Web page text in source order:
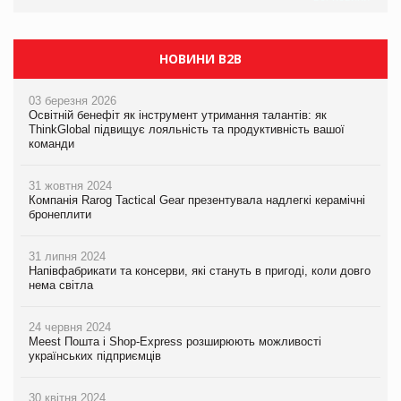
НОВИНИ B2B
03 березня 2026
Освітній бенефіт як інструмент утримання талантів: як
ThinkGlobal підвищує лояльність та продуктивність вашої
команди
31 жовтня 2024
Компанія Rarog Tactical Gear презентувала надлегкі керамічні
бронеплити
31 липня 2024
Напівфабрикати та консерви, які стануть в пригоді, коли довго
нема світла
24 червня 2024
Meest Пошта і Shop-Express розширюють можливості
українських підприємців
30 квітня 2024